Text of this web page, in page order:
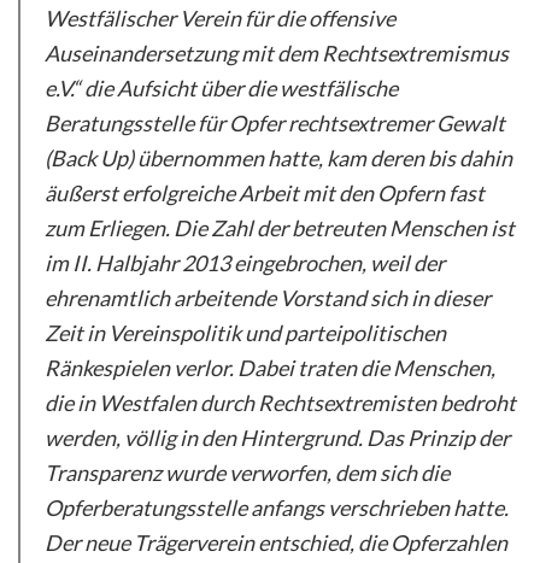
Westfälischer Verein für die offensive
Auseinandersetzung mit dem Rechtsextremismus
e.V.“ die Aufsicht über die westfälische
Beratungsstelle für Opfer rechtsextremer Gewalt
(Back Up) übernommen hatte, kam deren bis dahin
äußerst erfolgreiche Arbeit mit den Opfern fast
zum Erliegen. Die Zahl der betreuten Menschen ist
im II. Halbjahr 2013 eingebrochen, weil der
ehrenamtlich arbeitende Vorstand sich in dieser
Zeit in Vereinspolitik und parteipolitischen
Ränkespielen verlor. Dabei traten die Menschen,
die in Westfalen durch Rechtsextremisten bedroht
werden, völlig in den Hintergrund. Das Prinzip der
Transparenz wurde verworfen, dem sich die
Opferberatungsstelle anfangs verschrieben hatte.
Der neue Trägerverein entschied, die Opferzahlen